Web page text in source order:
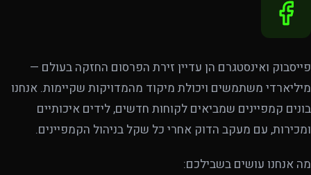
פייסבוק ואינסטגרם הן עדיין זירת הפרסום החזקה בעולם —
מיליארדי משתמשים ויכולת מיקוד מהמדויקות שקיימות. אנחנו
בונים קמפיינים שמביאים לקוחות חדשים, לידים איכותיים
ומכירות, עם מעקב הדוק אחרי כל שקל בניהול הקמפיינים.
מה אנחנו עושים בשבילכם: